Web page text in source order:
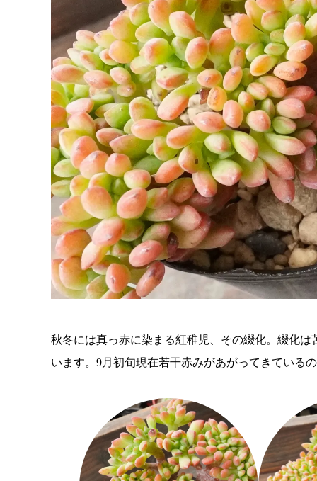
秋冬には真っ赤に染まる紅稚児、その綴化。綴化
います。9月初旬現在若干赤みがあがってきている